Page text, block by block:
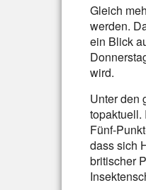
Gleich
werden.
ein Blick
wird.
Unter den
topaktuell.
Fünf-
dass sich
britischer